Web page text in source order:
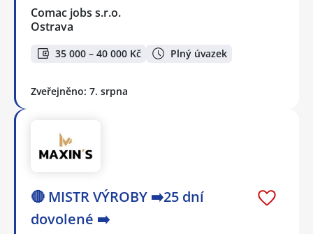
Comac jobs s.r.o.
Ostrava
35 000 – 40 000 Kč Plný úvazek
Zveřejněno: 7. srpna
🔴 MISTR VÝROBY ➡️25 dní
dovolené ➡️